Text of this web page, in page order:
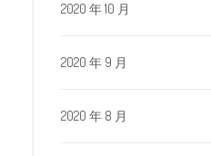
2020 年 10 月
2020 年 9 月
2020 年 8 月